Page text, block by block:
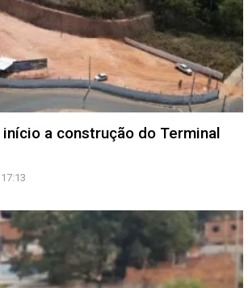
início a construção do Terminal